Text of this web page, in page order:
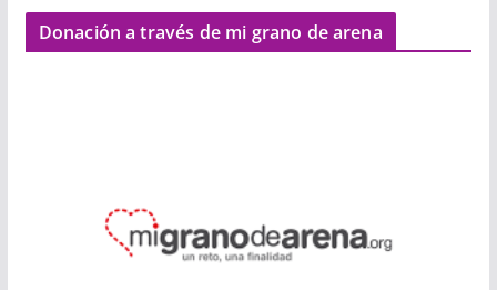
Donación a través de mi grano de arena